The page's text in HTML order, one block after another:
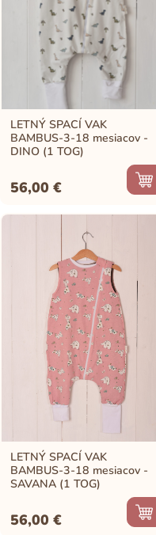
LETNÝ SPACÍ VAK
BAMBUS-3-18 mesiacov -
DINO (1 TOG)
56,00€
LETNÝ SPACÍ VAK
BAMBUS-3-18 mesiacov -
SAVANA (1 TOG)
56,00€